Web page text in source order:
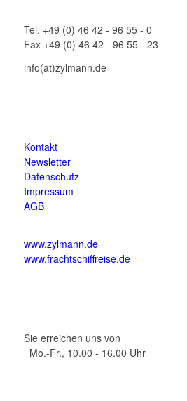
Tel. +49 (0) 46 42 - 96 55 - 0
Fax +49 (0) 46 42 - 96 55 - 23
info(at)zylmann.de
Kontakt
Newsletter
Datenschutz
Impressum
AGB
www.zylmann.de
www.frachtschiffreise.de
Sie erreichen uns von
Mo.-Fr., 10.00 - 16.00 Uhr